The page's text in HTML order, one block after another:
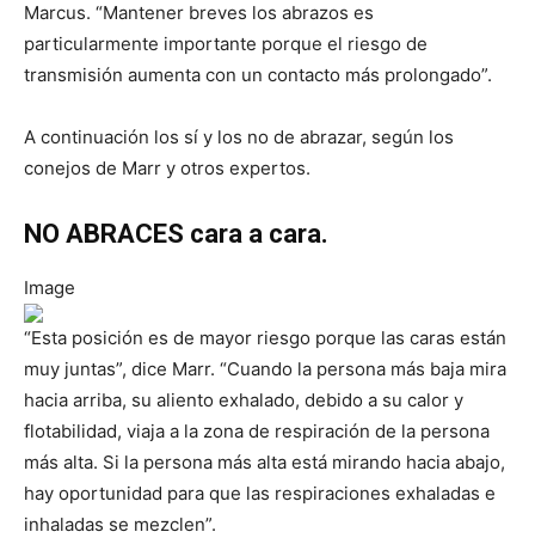
Marcus. “Mantener breves los abrazos es
particularmente importante porque el riesgo de
transmisión aumenta con un contacto más prolongado”.
A continuación los sí y los no de abrazar, según los
conejos de Marr y otros expertos.
NO ABRACES cara a cara.
Image
“Esta posición es de mayor riesgo porque las caras están
muy juntas”, dice Marr. “Cuando la persona más baja mira
hacia arriba, su aliento exhalado, debido a su calor y
flotabilidad, viaja a la zona de respiración de la persona
más alta. Si la persona más alta está mirando hacia abajo,
hay oportunidad para que las respiraciones exhaladas e
inhaladas se mezclen”.